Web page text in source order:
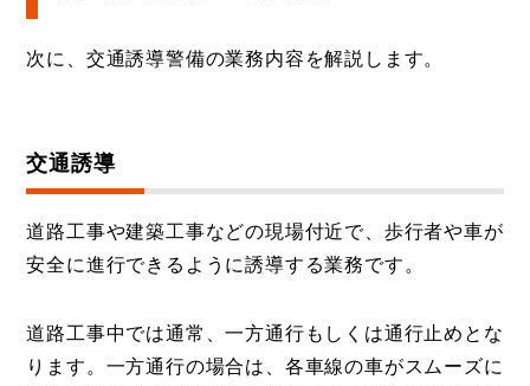
次に、交通誘導警備の業務内容を解説します。
交通誘導
道路工事や建築工事などの現場付近で、歩行者や車が
安全に進行できるように誘導する業務です。
道路工事中では通常、一方通行もしくは通行止めとな
ります。一方通行の場合は、各車線の車がスムーズに